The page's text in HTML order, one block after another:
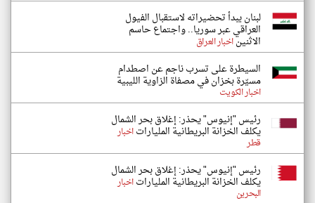
لبنان يبدأ تحضيراته لاستقبال الفيول
العراقي عبر سوريا.. واجتماع حاسم
الاثنيناخبار العراق
السيطرة على تسرب ناجم عن اصطدام
مسيّرة بخزان في مصفاة الزاوية الليبية
اخبار الكويت
رئيس "إنيوس" يحذر: إغلاق بحر الشمال
يكلف الخزانة البريطانية الملياراتاخبار
قطر
رئيس "إنيوس" يحذر: إغلاق بحر الشمال
يكلف الخزانة البريطانية الملياراتاخبار
البحرين